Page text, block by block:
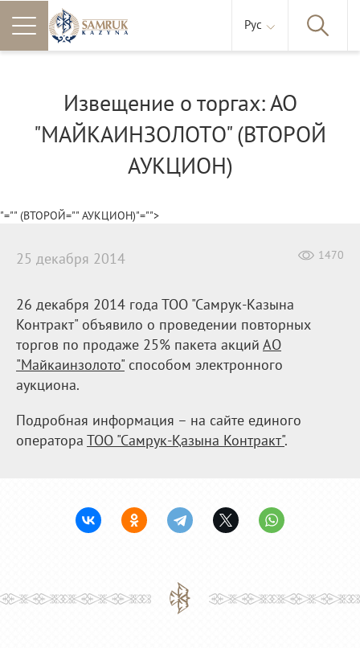
Рус
Извещение о торгах: АО
"МАЙКАИНЗОЛОТО" (ВТОРОЙ
АУКЦИОН)
"="" (ВТОРОЙ="" АУКЦИОН)"="">
1470
25 декабря 2014
26 декабря 2014 года ТОО "Самрук-Казына
Контракт" объявило о проведении повторных
торгов по продаже 25% пакета акций АО
"Майкаинзолото" способом электронного
аукциона.
Подробная информация – на сайте единого
оператора ТОО "Самрук-Қазына Контракт".